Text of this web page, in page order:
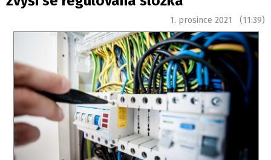
1. prosince 2021 (11:39)